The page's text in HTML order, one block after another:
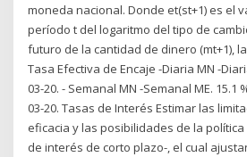
moneda nacional. Donde et(st+1) es el
período t del logaritmo del tipo de
futuro de la cantidad de dinero (mt+1),
Tasa Efectiva de Encaje -Diaria MN -
03-20. - Semanal MN -Semanal ME. 15.1
03-20. Tasas de Interés Estimar las
eficacia y las posibilidades de la
de interés de corto plazo-, el cual